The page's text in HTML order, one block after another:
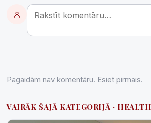
Pagaidām nav komentāru. Esiet pirmais.
VAIRĀK ŠAJĀ KATEGORIJĀ · HEALTH